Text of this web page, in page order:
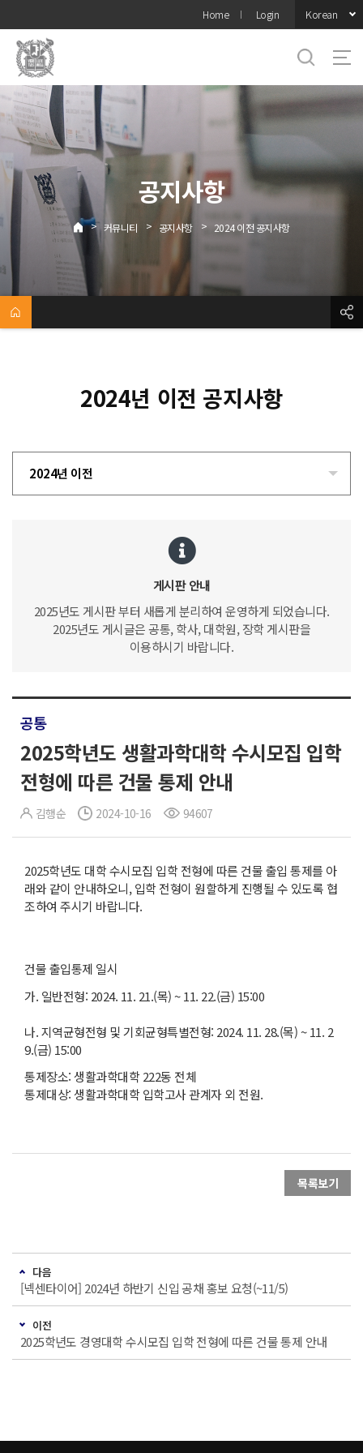
메뉴
Home Login Korean
공지사항
> 커뮤니티 > 공지사항 > 2024 이전 공지사항
2024년 이전 공지사항
2024년 이전
게시판 안내
2025년도 게시판 부터 새롭게 분리하여 운영하게 되었습니다.
2025년도 게시글은 공통, 학사, 대학원, 장학 게시판을
이용하시기 바랍니다.
공통
2025학년도 생활과학대학 수시모집 입학
전형에 따른 건물 통제 안내
김행순 2024-10-16 94607
2025학년도 대학 수시모집 입학 전형에 따른 건물 출입 통제를 아
래와 같이 안내하오니, 입학 전형이 원할하게 진행될 수 있도록 협
조하여 주시기 바랍니다.
건물 출입통제 일시
가. 일반전형: 2024. 11. 21.(목) ~ 11. 22.(금) 15:00
나. 지역균형전형 및 기회균형특별전형: 2024. 11. 28.(목) ~ 11. 2
9.(금) 15:00
통제장소: 생활과학대학 222동 전체
통제대상: 생활과학대학 입학고사 관계자 외 전원.
목록보기
다음
[넥센타이어] 2024년 하반기 신입 공채 홍보 요청(~11/5)
이전
2025학년도 경영대학 수시모집 입학 전형에 따른 건물 통제 안내